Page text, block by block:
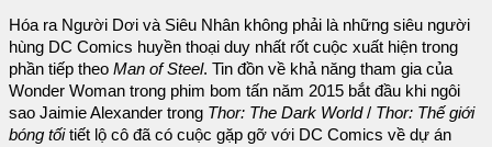
Hóa ra Người Dơi và Siêu Nhân không phải là những siêu người
hùng DC Comics huyền thoại duy nhất rốt cuộc xuất hiện trong
phần tiếp theo Man of Steel. Tin đồn về khả năng tham gia của
Wonder Woman trong phim bom tấn năm 2015 bắt đầu khi ngôi
sao Jaimie Alexander trong Thor: The Dark World/ Thor: Thế giới
bóng tốitiết lộ cô đã có cuộc gặp gỡ với DC Comics về dự án